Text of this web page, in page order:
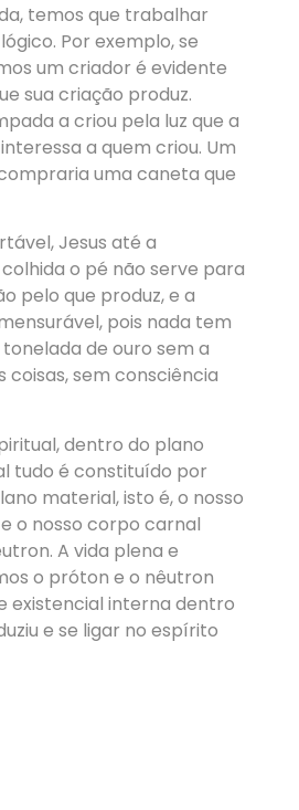
temos que trabalhar
Por exemplo, se
um criador é evidente
sua criação produz.
a criou pela luz que a
a quem criou. Um
uma caneta que
Jesus até a
o pé não serve para
pelo que produz, e a
pois nada tem
de ouro sem a
coisas, sem consciência
dentro do plano
tudo é constituído por
material, isto é, o nosso
o nosso corpo carnal
A vida plena e
o próton e o nêutron
existencial interna dentro
e se ligar no espírito